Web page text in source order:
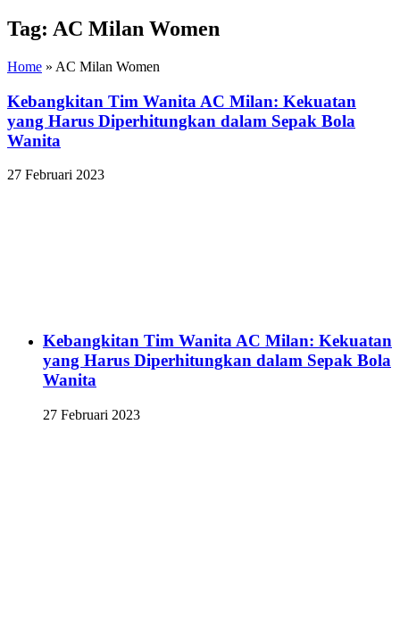
Tag: AC Milan Women
Home » AC Milan Women
Kebangkitan Tim Wanita AC Milan: Kekuatan
yang Harus Diperhitungkan dalam Sepak Bola
Wanita
27 Februari 2023
Kebangkitan Tim Wanita AC Milan: Kekuatan
yang Harus Diperhitungkan dalam Sepak Bola
Wanita
27 Februari 2023